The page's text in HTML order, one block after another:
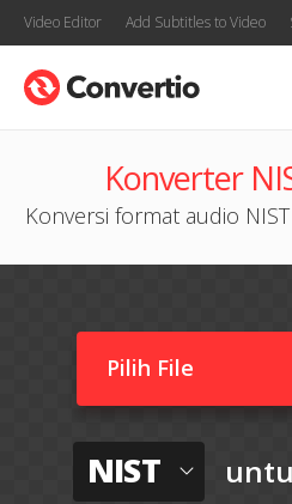
Video Editor Add Subtitles to Video
Konverter
Konversi format audio
Pilih File
NIST